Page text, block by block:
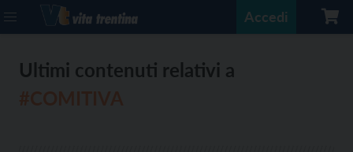
Accedi
Ultimi contenuti relativi a